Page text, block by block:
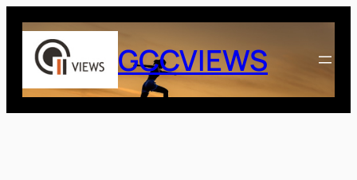
Saltar
contenido
GCCVIEWS